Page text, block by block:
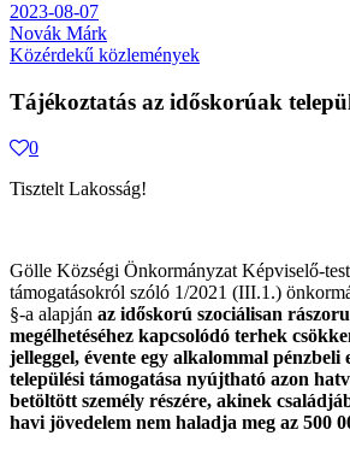
2023-08-07
Novák Márk
Közérdekű közlemények
Tájékoztatás az időskorúak
0
Tisztelt Lakosság!
Gölle Községi Önkormányzat Képviselő-
támogatásokról szóló 1/2021 (III.1.)
§-a alapján az időskorú szociálisan
megélhetéséhez kapcsolódó terhek
jelleggel, évente egy alkalommal
települési támogatása nyújtható azon
betöltött személy részére, akinek
havi jövedelem nem haladja meg az 500